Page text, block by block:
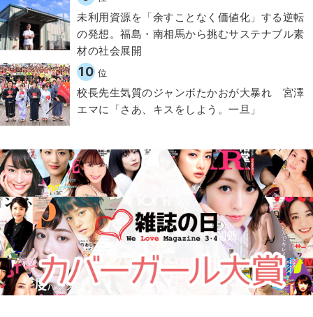
​​未利用資源を「余すことなく価値化」する逆転
の発想。福島・南相馬から挑むサステナブル素
材の社会展開​
10 位
校長先生気質のジャンボたかおが大暴れ 宮澤
エマに「さあ、キスをしよう。一旦」